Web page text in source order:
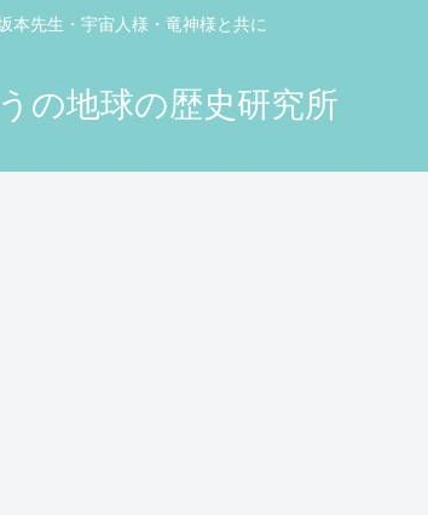
本先生・宇宙人様・竜神様と共に
の地球の歴史研究所